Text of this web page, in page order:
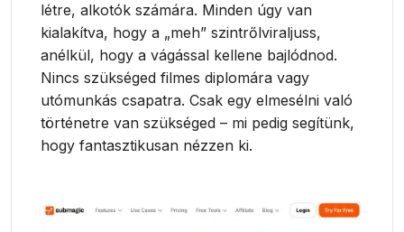
létre, alkotók számára. Minden úgy van
kialakítva, hogy a „meh” szintrőlviraljuss,
anélkül, hogy a vágással kellene bajlódnod.
Nincs szükséged filmes diplomára vagy
utómunkás csapatra. Csak egy elmesélni való
történetre van szükséged – mi pedig segítünk,
hogy fantasztikusan nézzen ki.